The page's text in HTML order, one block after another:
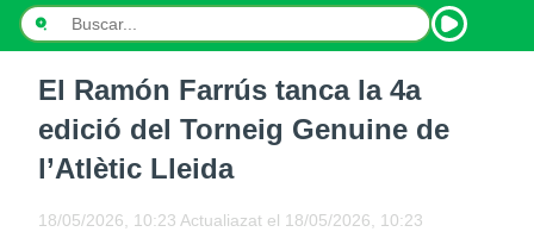
El Ramón Farrús tanca la 4a
edició del Torneig Genuine de
l’Atlètic Lleida
18/05/2026, 10:23 Actualiazat el 18/05/2026, 10:23